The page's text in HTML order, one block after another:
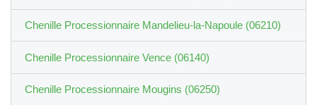
Chenille Processionnaire Mandelieu-la-Napoule (06210)
Chenille Processionnaire Vence (06140)
Chenille Processionnaire Mougins (06250)